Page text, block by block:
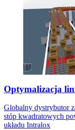
Optymalizacja
Globalny dystrybutor
stóp kwadratowych
układu Intralox